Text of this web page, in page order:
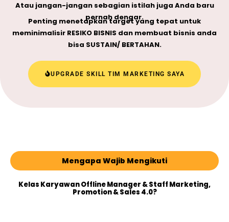
Atau jangan-jangan sebagian istilah juga Anda baru
pernah dengar.
Penting menetapkan target yang tepat untuk
meminimalisir RESIKO BISNIS dan membuat bisnis anda
bisa SUSTAIN/ BERTAHAN.
UPGRADE SKILL TIM MARKETING SAYA
Mengapa Wajib Mengikuti
Kelas Karyawan Offline Manager & Staff Marketing,
Promotion & Sales 4.0?